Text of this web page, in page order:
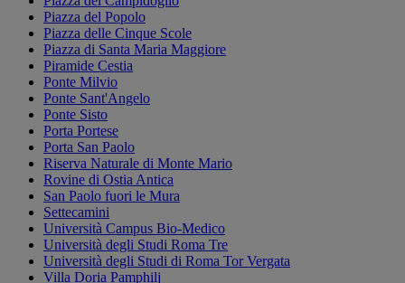
Piazza del Popolo
Piazza delle Cinque Scole
Piazza di Santa Maria Maggiore
Piramide Cestia
Ponte Milvio
Ponte Sant'Angelo
Ponte Sisto
Porta Portese
Porta San Paolo
Riserva Naturale di Monte Mario
Rovine di Ostia Antica
San Paolo fuori le Mura
Settecamini
Università Campus Bio-Medico
Università degli Studi Roma Tre
Università degli Studi di Roma Tor Vergata
Villa Doria Pamphilj